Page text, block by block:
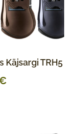
Kājsargi TRH5